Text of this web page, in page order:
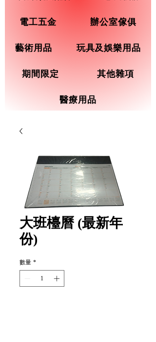
電工五金 辦公室傢俱
藝術用品 玩具及娛樂用品
期間限定 其他雜項
醫療用品
大班檯曆 (最新年
份)
數量 *